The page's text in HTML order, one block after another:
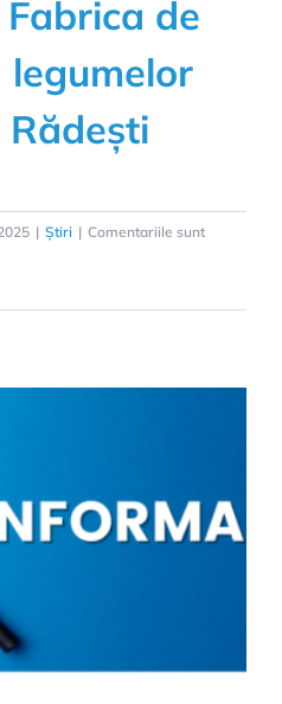
de
legumelor
| Știri | Comentariile sunt